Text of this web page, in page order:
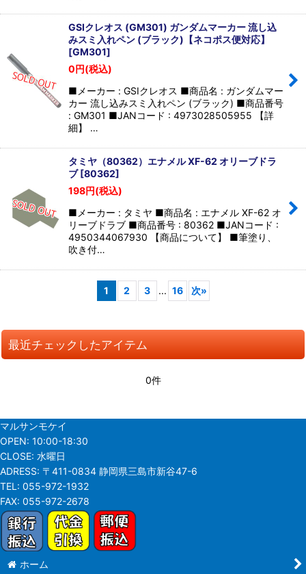
GSIクレオス (GM301) ガンダムマーカー 流し込
みスミ入れペン (ブラック)【ネコポス便対応】
[GM301]
0円(税込)
■メーカー : GSIクレオス ■商品名 : ガンダムマー
カー 流し込みスミ入れペン (ブラック) ■商品番号
: GM301 ■JANコード : 4973028505955 【詳
細】 …
タミヤ（80362）エナメル XF-62 オリーブドラ
ブ[80362]
198円(税込)
■メーカー : タミヤ ■商品名 : エナメル XF-62 オ
リーブドラブ ■商品番号 : 80362 ■JANコード :
4950344067930 【商品について】 ■筆塗り、
吹き付…
1 2 3 ... 16 次»
最近チェックしたアイテム
0件
マルサンモケイ
OPEN: 10:00-18:30
CLOSE: 水曜日
ADRESS: 〒411-0834 静岡県三島市新谷47-6
TEL: 055-972-1932
FAX: 055-972-2678
ホーム